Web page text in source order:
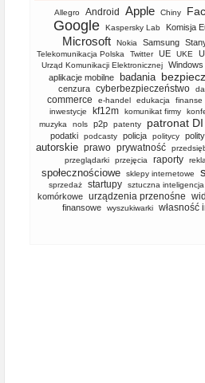
Allegro Android Apple Chiny
Google Kaspersky Lab Komisja
Microsoft Nokia Samsung
Telekomunikacja Polska Twitter UE UKE
Urząd Komunikacji Elektronicznej Windows
aplikacje mobilne badania
cenzura cyberbezpieczeństwo
commerce
e-handel edukacja finanse
inwestycje kf12m komunikat firmy
muzyka nols p2p patenty patronat DI
podatki podcasty policja politycy
autorskie prawo prywatność
przeglądarki
przejęcia raporty
społecznościowe
sklepy internetowe
sprzedaż
startupy sztuczna inteligencja
komórkowe
urządzenia przenośne
finansowe
wyszukiwarki własność